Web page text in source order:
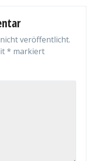
veröffentlicht.
* markiert